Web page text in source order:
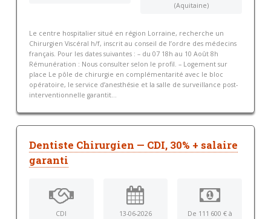
(Aquitaine)
Le centre hospitalier situé en région Lorraine, recherche un
Chirurgien Viscéral h/f, inscrit au conseil de l’ordre des médecins
français. Pour les dates suivantes : – du 07 18h au 10 Août 8h
Rémunération : Nous consulter selon le profil. – Logement sur
place Le pôle de chirurgie en complémentarité avec le bloc
opératoire, le service d’anesthésie et la salle de surveillance post-
interventionnelle garantit...
Dentiste Chirurgien — CDI, 30% + salaire
garanti
CDI 13-06-2026 De 111 600 € à